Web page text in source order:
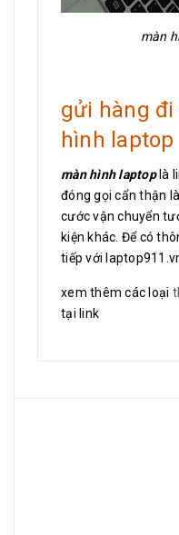
màn
gửi hàng
hình laptop
màn hình laptoplà
đóng gọi cẩn thận
cước vận chuyển
kiện khác. Để có
tiếp với
xem thêm các loại
tại link